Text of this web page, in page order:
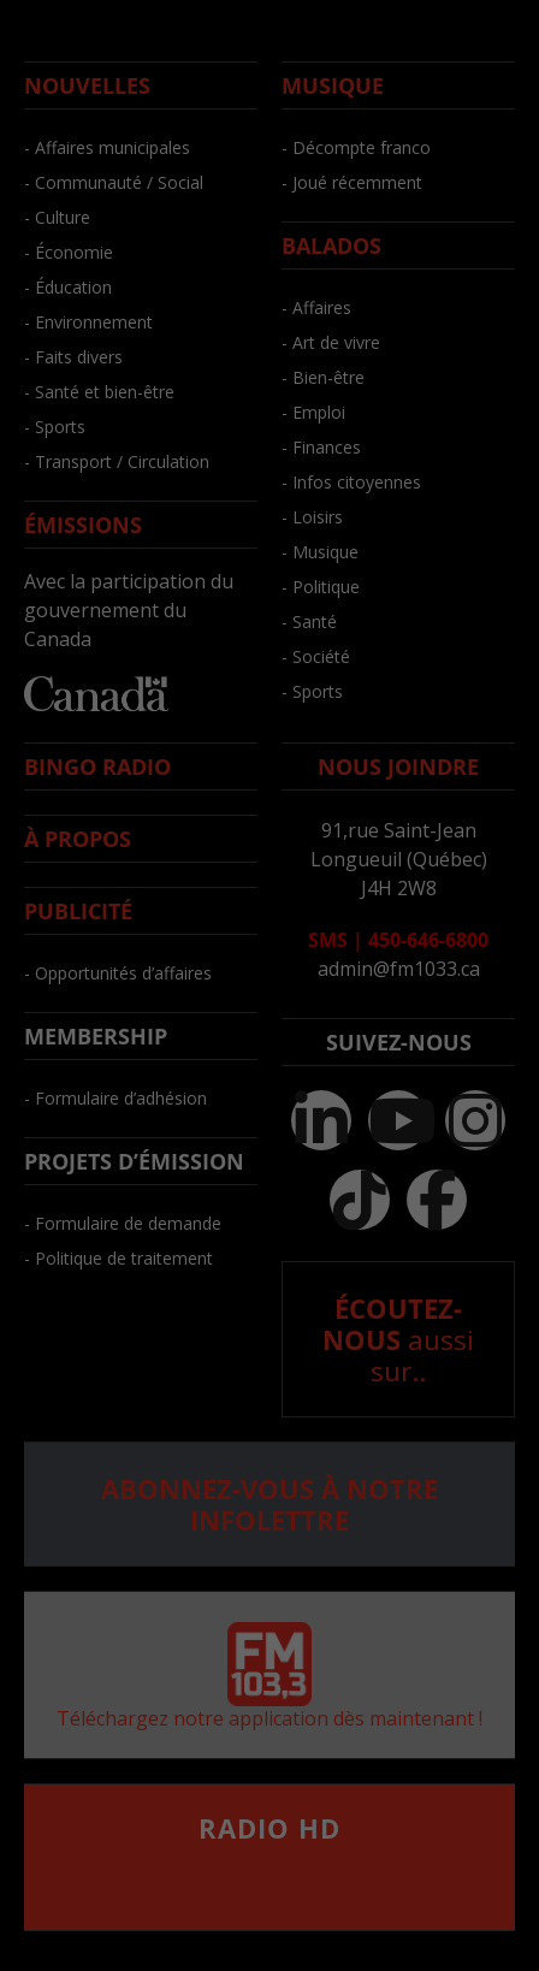
NOUVELLES
- Affaires municipales
- Communauté / Social
- Culture
- Économie
- Éducation
- Environnement
- Faits divers
- Santé et bien-être
- Sports
- Transport / Circulation
ÉMISSIONS
Avec la participation du
gouvernement du
Canada
MUSIQUE
- Décompte franco
- Joué récemment
BALADOS
- Affaires
- Art de vivre
- Bien-être
- Emploi
- Finances
- Infos citoyennes
- Loisirs
- Musique
- Politique
- Santé
- Société
- Sports
BINGO RADIO
À PROPOS
PUBLICITÉ
- Opportunités d’affaires
MEMBERSHIP
- Formulaire d’adhésion
PROJETS D’ÉMISSION
- Formulaire de demande
- Politique de traitement
NOUS JOINDRE
91,rue Saint-Jean
Longueuil (Québec)
J4H 2W8
SMS | 450-646-6800
admin@fm1033.ca
SUIVEZ-NOUS
ÉCOUTEZ-
NOUS aussi
sur..
ABONNEZ-VOUS À NOTRE
INFOLETTRE
Téléchargez notre application dès maintenant !
RADIO HD